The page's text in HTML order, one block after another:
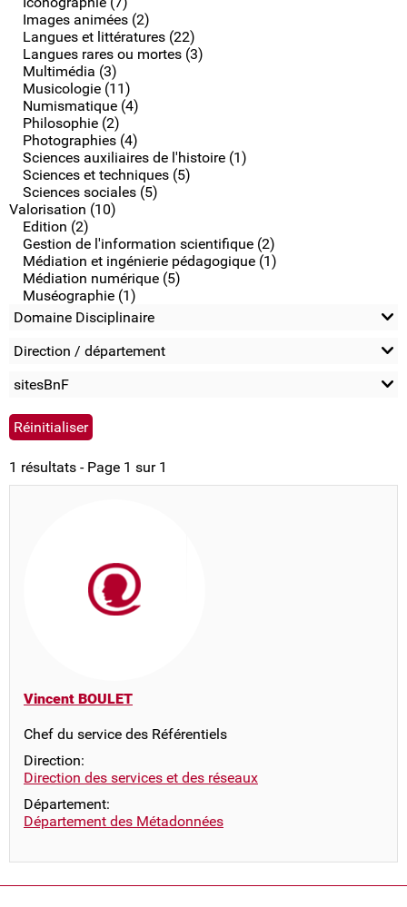
Images animées (2)
Langues et littératures (22)
Langues rares ou mortes (3)
Multimédia (3)
Musicologie (11)
Numismatique (4)
Philosophie (2)
Photographies (4)
Sciences auxiliaires de l'histoire (1)
Sciences et techniques (5)
Sciences sociales (5)
Valorisation (10)
Edition (2)
Gestion de l'information scientifique (2)
Médiation et ingénierie pédagogique (1)
Médiation numérique (5)
Muséographie (1)
Domaine Disciplinaire
Direction / département
sitesBnF
1 résultats - Page 1 sur 1
Vincent BOULET
Chef du service des Référentiels
Direction:
Direction des services et des réseaux
Département:
Département des Métadonnées